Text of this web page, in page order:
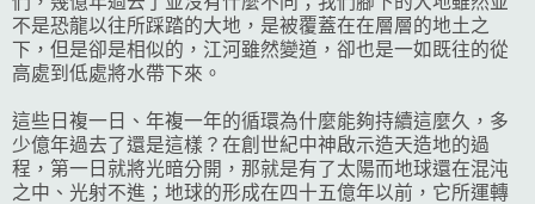
不是恐龍以往所踩踏的大地，是被覆蓋在在層層的地土之
下，但是卻是相似的，江河雖然變道，卻也是一如既往的從
高處到低處將水帶下來。
這些日複一日、年複一年的循環為什麼能夠持續這麼久，多
少億年過去了還是這樣？在創世紀中神啟示造天造地的過
程，第一日就將光暗分開，那就是有了太陽而地球還在混沌
之中、光射不進；地球的形成在四十五億年以前，它所運轉